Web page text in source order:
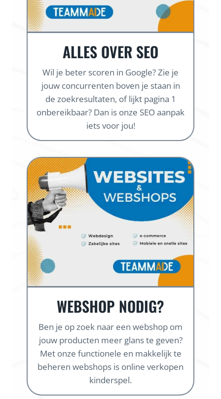
ALLES OVER SEO
Wil je beter scoren in Google? Zie je
jouw concurrenten boven je staan in
de zoekresultaten, of lijkt pagina 1
onbereikbaar? Dan is onze SEO aanpak
iets voor jou!
WEBSHOP NODIG?
Ben je op zoek naar een webshop om
jouw producten meer glans te geven?
Met onze functionele en makkelijk te
beheren webshops is online verkopen
kinderspel.